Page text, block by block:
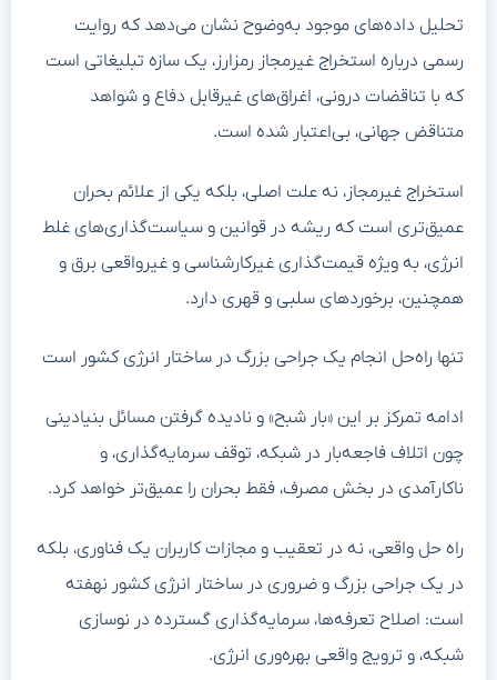
تحلیل داده‌های موجود به‌وضوح نشان می‌دهد که روایت
رسمی درباره استخراج غیرمجاز رمزارز، یک سازه تبلیغاتی است
که با تناقضات درونی، اغراق‌های غیرقابل دفاع و شواهد
متناقض جهانی، بی‌اعتبار شده است.
استخراج غیرمجاز، نه علت اصلی، بلکه یکی از علائم بحران
عمیق‌تری است که ریشه در قوانین و سیاست‌گذاری‌های غلط
انرژی، به ویژه قیمت‌گذاری غیرکارشناسی و غیرواقعی برق و
همچنین، برخورد‌های سلبی و قهری دارد.
تنها راه‌حل انجام یک جراحی بزرگ در ساختار انرژی کشور است
ادامه تمرکز بر این «بار شبح» و نادیده گرفتن مسائل بنیادینی
چون اتلاف فاجعه‌بار در شبکه، توقف سرمایه‌گذاری، و
ناکارآمدی در بخش مصرف، فقط بحران را عمیق‌تر خواهد کرد.
راه حل واقعی، نه در تعقیب و مجازات کاربران یک فناوری، بلکه
در یک جراحی بزرگ و ضروری در ساختار انرژی کشور نهفته
است: اصلاح تعرفه‌ها، سرمایه‌گذاری گسترده در نوسازی
شبکه، و ترویج واقعی بهره‌وری انرژی.